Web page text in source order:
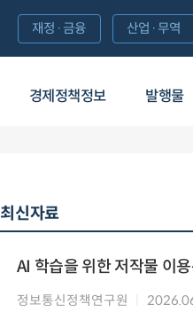
경제정책정보 발행물
재정·금융 산업·무역
최신자료
AI 학습을 위한 저작물 이
정보통신정책연구원